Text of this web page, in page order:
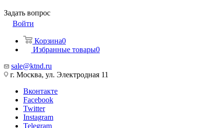
Задать вопрос
Войти
Корзина0
Избранные товары0
sale@ktnd.ru
г. Москва, ул. Электродная 11
Вконтакте
Facebook
Twitter
Instagram
Telegram